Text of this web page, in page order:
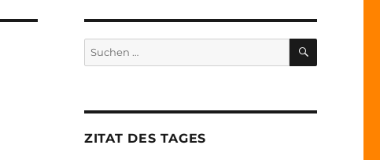
Suche
nach:
SUCHEN
ZITAT DES TAGES